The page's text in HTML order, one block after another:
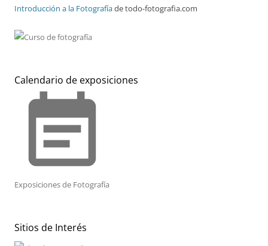
Introducción a la Fotografíade todo-fotografia.com
Calendario de exposiciones
event_note
Exposiciones de Fotografía
Sitios de Interés